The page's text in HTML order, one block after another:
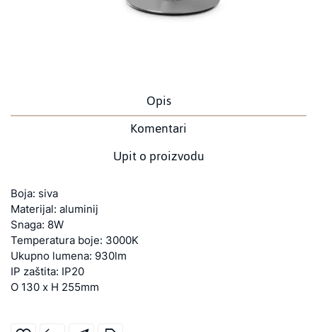
Opis
Komentari
Upit o proizvodu
Boja: siva
Materijal: aluminij
Snaga: 8W
Temperatura boje: 3000K
Ukupno lumena: 930lm
IP zaštita: IP20
O 130 x H 255mm